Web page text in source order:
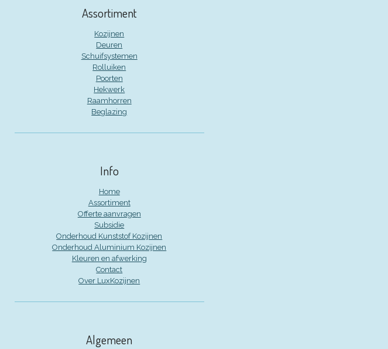
Assortiment
Kozijnen
Deuren
Schuifsystemen
Rolluiken
Poorten
Hekwerk
Raamhorren
Beglazing
Info
Home
Assortiment
Offerte aanvragen
Subsidie
Onderhoud Kunststof Kozijnen
Onderhoud Aluminium Kozijnen
Kleuren en afwerking
Contact
Over LuxKozijnen
Algemeen